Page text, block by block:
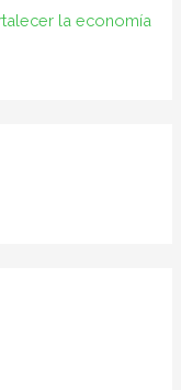
la economía